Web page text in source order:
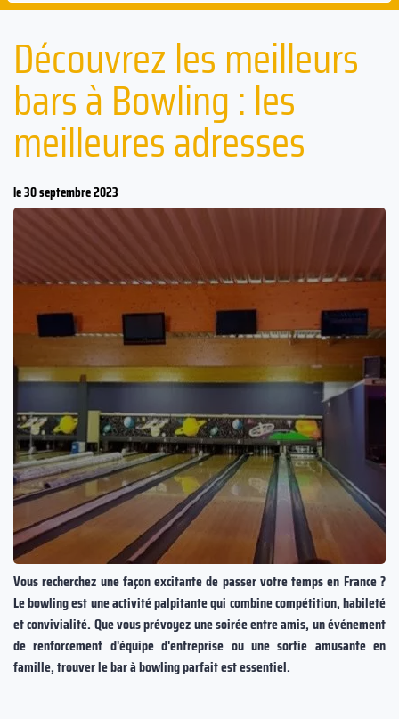
Découvrez les meilleurs
bars à Bowling : les
meilleures adresses
le 30 septembre 2023
Vous recherchez une façon excitante de passer votre temps en France ?
Le bowling est une activité palpitante qui combine compétition, habileté
et convivialité. Que vous prévoyez une soirée entre amis, un événement
de renforcement d'équipe d'entreprise ou une sortie amusante en
famille, trouver le bar à bowling parfait est essentiel.